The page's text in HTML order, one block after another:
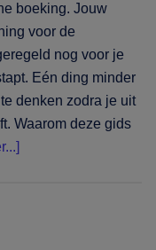
boeking. Jouw
voor de
nog voor je
Eén ding minder
denken zodra je uit
Waarom deze gids
overSantorini